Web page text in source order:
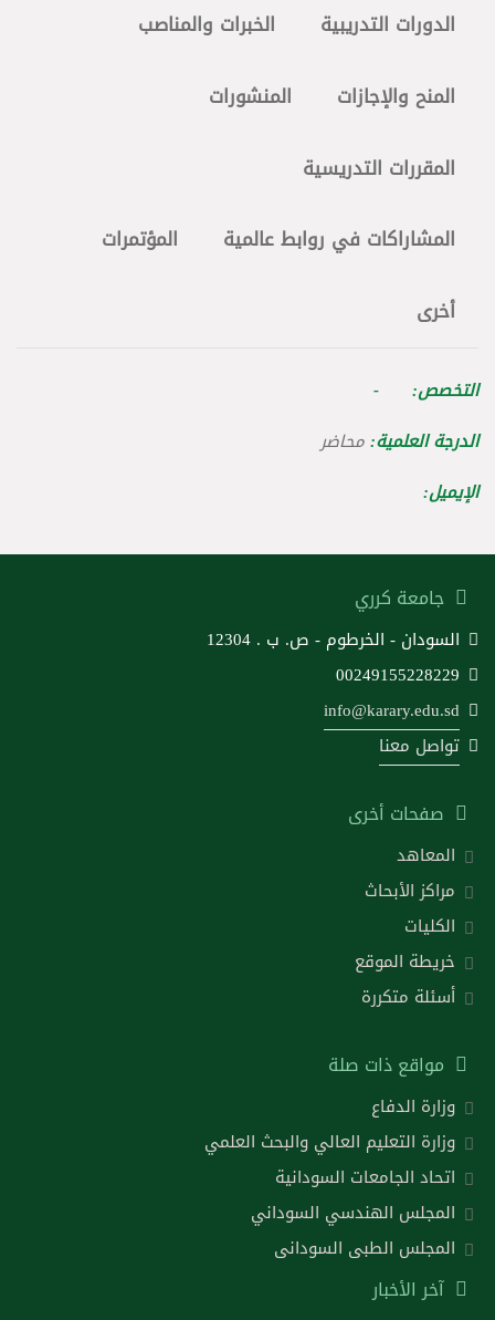
الدورات التدريبية الخبرات والمناصب
المنح والإجازات المنشورات
المقررات التدريسية
المشاراكات في روابط عالمية المؤتمرات
أخرى
التخصص: -
الدرجة العلمية:محاضر
الإيميل:
جامعة كرري
السودان - الخرطوم - ص. ب . 12304
00249155228229
info@karary.edu.sd
تواصل معنا
صفحات أخرى
المعاهد
مراكز الأبحاث
الكليات
خريطة الموقع
أسئلة متكررة
مواقع ذات صلة
وزارة الدفاع
وزارة التعليم العالي والبحث العلمي
اتحاد الجامعات السودانية
المجلس الهندسي السوداني
المجلس الطبى السودانى
آخر الأخبار